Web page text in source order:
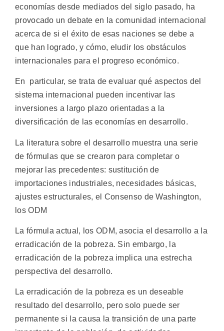
economías desde mediados del siglo pasado, ha
provocado un debate en la comunidad internacional
acerca de si el éxito de esas naciones se debe a
que han logrado, y cómo, eludir los obstáculos
internacionales para el progreso económico.
En particular, se trata de evaluar qué aspectos del
sistema internacional pueden incentivar las
inversiones a largo plazo orientadas a la
diversificación de las economías en desarrollo.
La literatura sobre el desarrollo muestra una serie
de fórmulas que se crearon para completar o
mejorar las precedentes: sustitución de
importaciones industriales, necesidades básicas,
ajustes estructurales, el Consenso de Washington,
los ODM
La fórmula actual, los ODM, asocia el desarrollo a la
erradicación de la pobreza. Sin embargo, la
erradicación de la pobreza implica una estrecha
perspectiva del desarrollo.
La erradicación de la pobreza es un deseable
resultado del desarrollo, pero solo puede ser
permanente si la causa la transición de una parte